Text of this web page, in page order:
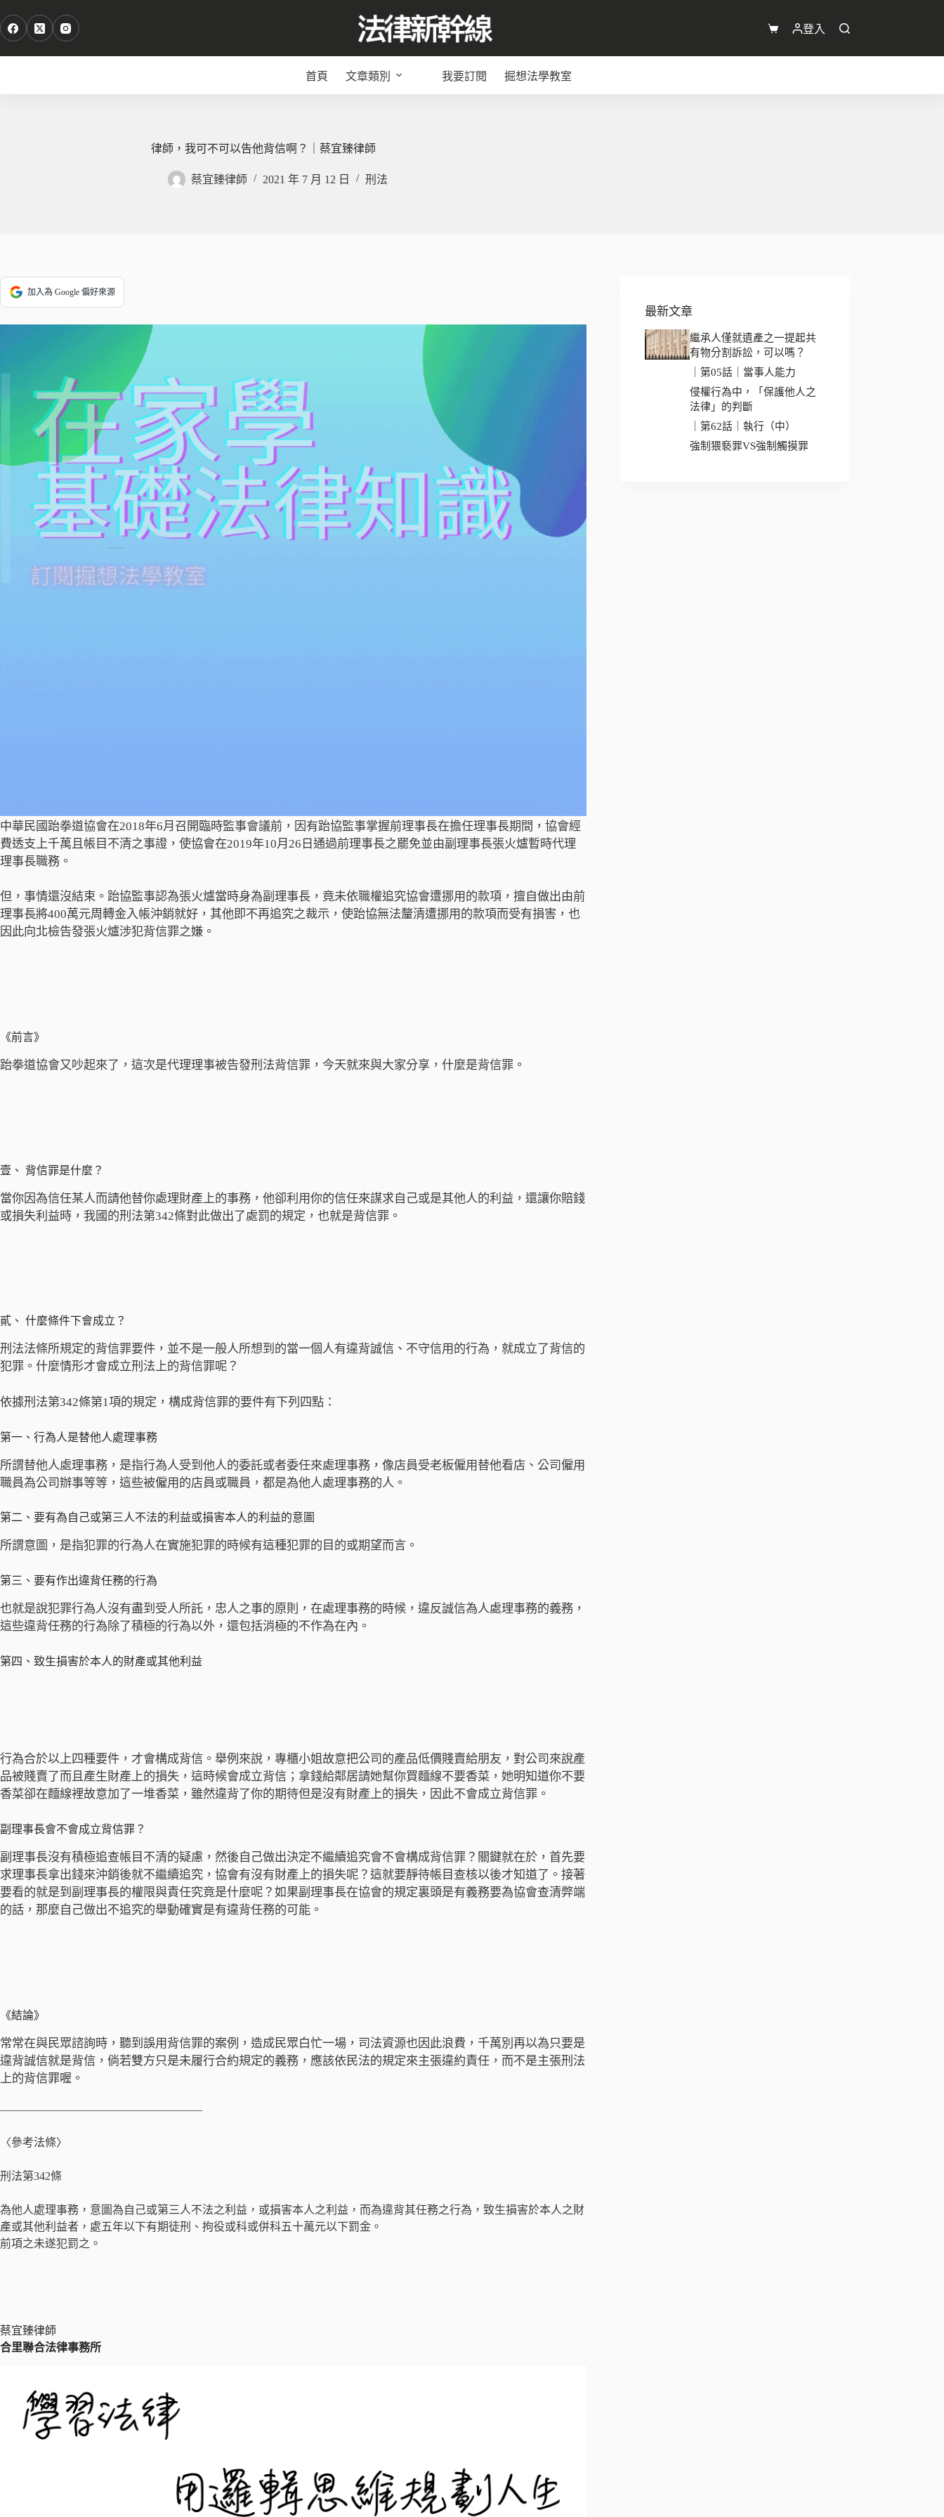
至
主
要
購
物
登入
首頁 文章類別 我要訂閱 掘想法學教室
律師，我可不可以告他背信啊？｜蔡宜臻律師
蔡宜臻律師 2021 年 7 月 12 日 刑法
加入為 Google 偏好來源
中華民國跆拳道協會在2018年6月召開臨時監事會議前，因有跆協監事掌握前理事長在擔任理事長期間，協會經
費透支上千萬且帳目不清之事證，使協會在2019年10月26日通過前理事長之罷免並由副理事長張火爐暫時代理
理事長職務。
但，事情還沒結束。跆協監事認為張火爐當時身為副理事長，竟未依職權追究協會遭挪用的款項，擅自做出由前
理事長將400萬元周轉金入帳沖銷就好，其他即不再追究之裁示，使跆協無法釐清遭挪用的款項而受有損害，也
因此向北檢告發張火爐涉犯背信罪之嫌。
《前言》
跆拳道協會又吵起來了，這次是代理理事被告發刑法背信罪，今天就來與大家分享，什麼是背信罪。
壹、 背信罪是什麼？
當你因為信任某人而請他替你處理財產上的事務，他卻利用你的信任來謀求自己或是其他人的利益，還讓你賠錢
或損失利益時，我國的刑法第342條對此做出了處罰的規定，也就是背信罪。
貳、 什麼條件下會成立？
刑法法條所規定的背信罪要件，並不是一般人所想到的當一個人有違背誠信、不守信用的行為，就成立了背信的
犯罪。什麼情形才會成立刑法上的背信罪呢？
依據刑法第342條第1項的規定，構成背信罪的要件有下列四點：
第一、行為人是替他人處理事務
所謂替他人處理事務，是指行為人受到他人的委託或者委任來處理事務，像店員受老板僱用替他看店、公司僱用
職員為公司辦事等等，這些被僱用的店員或職員，都是為他人處理事務的人。
第二、要有為自己或第三人不法的利益或損害本人的利益的意圖
所謂意圖，是指犯罪的行為人在實施犯罪的時候有這種犯罪的目的或期望而言。
第三、要有作出違背任務的行為
也就是說犯罪行為人沒有盡到受人所託，忠人之事的原則，在處理事務的時候，違反誠信為人處理事務的義務，
這些違背任務的行為除了積極的行為以外，還包括消極的不作為在內。
第四、致生損害於本人的財產或其他利益
行為合於以上四種要件，才會構成背信。舉例來說，專櫃小姐故意把公司的產品低價賤賣給朋友，對公司來說產
品被賤賣了而且產生財產上的損失，這時候會成立背信；拿錢給鄰居請她幫你買麵線不要香菜，她明知道你不要
香菜卻在麵線裡故意加了一堆香菜，雖然違背了你的期待但是沒有財產上的損失，因此不會成立背信罪。
副理事長會不會成立背信罪？
副理事長沒有積極追查帳目不清的疑慮，然後自己做出決定不繼續追究會不會構成背信罪？關鍵就在於，首先要
求理事長拿出錢來沖銷後就不繼續追究，協會有沒有財產上的損失呢？這就要靜待帳目查核以後才知道了。接著
要看的就是到副理事長的權限與責任究竟是什麼呢？如果副理事長在協會的規定裏頭是有義務要為協會查清弊端
的話，那麼自己做出不追究的舉動確實是有違背任務的可能。
《結論》
常常在與民眾諮詢時，聽到誤用背信罪的案例，造成民眾白忙一場，司法資源也因此浪費，千萬別再以為只要是
違背誠信就是背信，倘若雙方只是未履行合約規定的義務，應該依民法的規定來主張違約責任，而不是主張刑法
上的背信罪喔。
——————————————————
〈參考法條〉
刑法第342條
為他人處理事務，意圖為自己或第三人不法之利益，或損害本人之利益，而為違背其任務之行為，致生損害於本人之財
產或其他利益者，處五年以下有期徒刑、拘役或科或併科五十萬元以下罰金。
前項之未遂犯罰之。
蔡宜臻律師
合里聯合法律事務所
最新文章
繼承人僅就遺產之一提起共
有物分割訴訟，可以嗎？
｜第05話｜當事人能力
侵權行為中，「保護他人之
法律」的判斷
｜第62話｜執行（中）
強制猥褻罪VS強制觸摸罪